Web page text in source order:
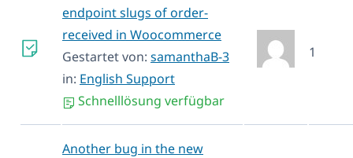
endpoint slugs of order-
received in Woocommerce
Gestartet von: samanthaB-3
in: English Support
Schnelllösung verfügbar
1
Another bug in the new